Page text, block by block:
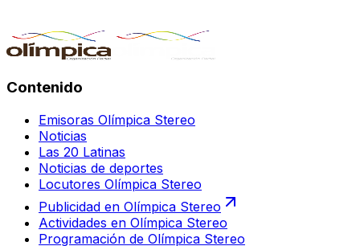
Contenido
Emisoras Olímpica Stereo
Noticias
Las 20 Latinas
Noticias de deportes
Locutores Olímpica Stereo
Publicidad en Olímpica Stereo
Actividades en Olímpica Stereo
Programación de Olímpica Stereo